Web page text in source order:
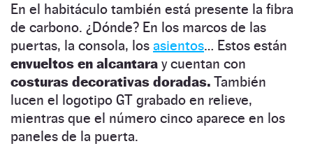
En el habitáculo también está presente la fibra
de carbono. ¿Dónde? En los marcos de las
puertas, la consola, los asientos… Estos están
envueltos en alcantara y cuentan con
costuras decorativas doradas. También
lucen el logotipo GT grabado en relieve,
mientras que el número cinco aparece en los
paneles de la puerta.